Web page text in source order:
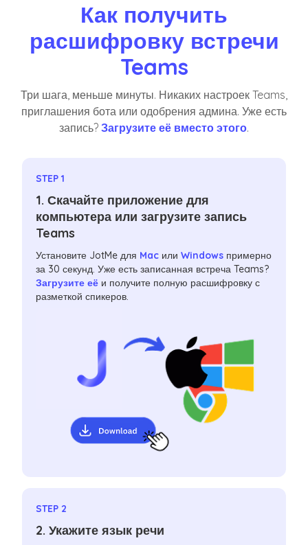
Как получить
расшифровку встречи
Teams
Три шага, меньше минуты. Никаких настроек Teams,
приглашения бота или одобрения админа. Уже есть
запись? Загрузите её вместо этого.
STEP 1
1. Скачайте приложение для
компьютера или загрузите запись
Teams
Установите JotMe для Mac илиWindows примерно
за 30 секунд. Уже есть записанная встреча Teams?
Загрузите её и получите полную расшифровку с
разметкой спикеров.
STEP 2
2. Укажите язык речи